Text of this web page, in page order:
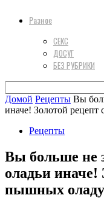
Разное
СЕКС
ДОСУГ
БЕЗ РУБРИКИ
Домой Рецепты Вы
иначе! Золотой
Рецепты
Вы больше не
оладьи иначе!
пышных